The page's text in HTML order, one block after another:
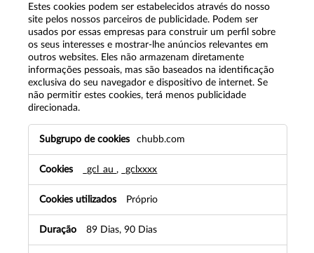
Estes cookies podem ser estabelecidos através do nosso
site pelos nossos parceiros de publicidade. Podem ser
usados por essas empresas para construir um perfil sobre
os seus interesses e mostrar-lhe anúncios relevantes em
outros websites. Eles não armazenam diretamente
informações pessoais, mas são baseados na identificação
exclusiva do seu navegador e dispositivo de internet. Se
não permitir estes cookies, terá menos publicidade
direcionada.
o
i
chubb.com
_gcl_au, _gclxxxx
Próprio
89 Dias, 90 Dias